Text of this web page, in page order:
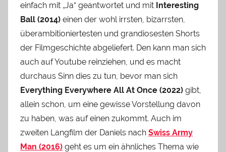
einfach mit „Ja“ geantwortet und mit Interesting
Ball (2014) einen der wohl irrsten, bizarrsten,
überambitioniertesten und grandiosesten Shorts
der Filmgeschichte abgeliefert. Den kann man sich
auch auf Youtube reinziehen, und es macht
durchaus Sinn dies zu tun, bevor man sich
Everything Everywhere All At Once (2022) gibt,
allein schon, um eine gewisse Vorstellung davon
zu haben, was auf einen zukommt. Auch im
zweiten Langfilm der Daniels nach Swiss Army
Man (2016) geht es um ein ähnliches Thema wie